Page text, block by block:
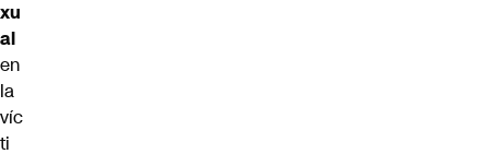
xu
al
en
la
víc
ti